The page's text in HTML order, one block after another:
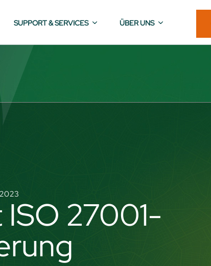
SUPPORT & SERVICES ÜBER UNS
27001-